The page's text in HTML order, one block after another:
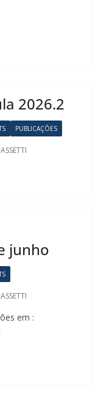
2026.2
PUBLICAÇÕES
junho
em :